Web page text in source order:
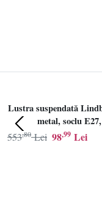
Lustra suspendată
metal, soclu
98,99 Lei
553,80 Lei